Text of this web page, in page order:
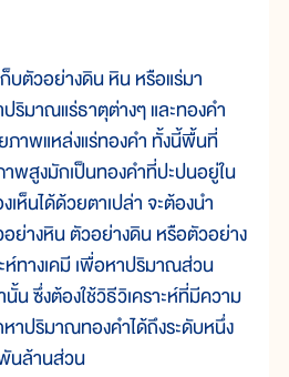
บตัวอย่างดิน หิน หรือแร่มา
ปริมาณแร่ธาตุต่างๆ และทองคำ
าพแหล่งแร่ทองคำ ทั้งนี้พื้นที่
พสูงมักเป็นทองคำที่ปะปนอยู่ใน
เห็นได้ด้วยตาเปล่า จะต้องนำ
อย่างหิน ตัวอย่างดิน หรือตัวอย่าง
ห์ทางเคมี เพื่อหาปริมาณส่วน
น ซึ่งต้องใช้วิธีวิเคราะห์ที่มีความ
าปริมาณทองคำได้ถึงระดับหนึ่ง
นล้านส่วน